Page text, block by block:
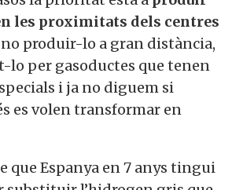
l’aviació i la navegació
la prioritat està aproduir
les proximitats dels
i no produir-lo a gran
lo per gasoductes
especials i ja no
a més es volen